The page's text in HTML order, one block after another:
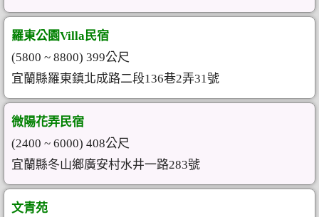
羅東公園Villa民宿
(5800 ~ 8800) 399公尺
宜蘭縣羅東鎮北成路二段136巷2弄31號
微陽花弄民宿
(2400 ~ 6000) 408公尺
宜蘭縣冬山鄉廣安村水井一路283號
文青苑